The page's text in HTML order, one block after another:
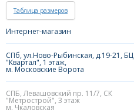
Таблица размеров
Интернет-магазин
СПб, ул.Ново-Рыбинская, д.19-21, БЦ
"Квартал", 1 этаж,
м. Московские Ворота
СПБ, Левашовский пр. 11/7, СК
"Метрострой", 3 этаж
м. Чкаловская